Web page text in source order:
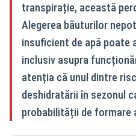
transpirație, această
Alegerea băuturilor
insuficient de apă poate
inclusiv asupra
atenția că unul dintre
deshidratării în sezonul
probabilității de formare